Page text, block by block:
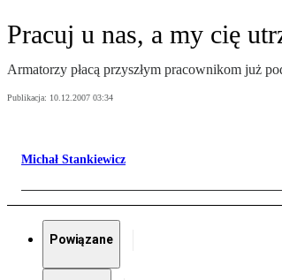
Pracuj u nas, a my cię
Armatorzy płacą przyszłym pracownikom już
Publikacja: 10.12.2007 03:34
Michał Stankiewicz
Powiązane